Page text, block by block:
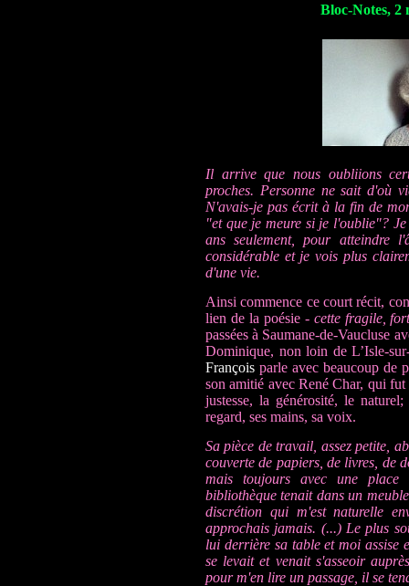
Bloc-Notes, 2
Il arrive que nous oubliions
proches. Personne ne sait d'où
N'avais-je pas écrit à la fin de
"et que je meure si je l'oublie"?
ans seulement, pour atteindre
considérable et je vois plus
d'une vie.
Ainsi commence ce court récit,
lien de la poésie - cette fragile,
passées à Saumane-de-Vaucluse
Dominique, non loin de L’Isle-
François parle avec beaucoup de
son amitié avec René Char, qui
justesse, la générosité, le
regard, ses mains, sa voix.
Sa pièce de travail, assez petite,
couverte de papiers, de livres, de
mais toujours avec une
bibliothèque tenait dans un
discrétion qui m'est naturelle
approchais jamais. (...) Le plus
lui derrière sa table et moi assise
se levait et venait s'asseoir
pour m'en lire un passage, il se